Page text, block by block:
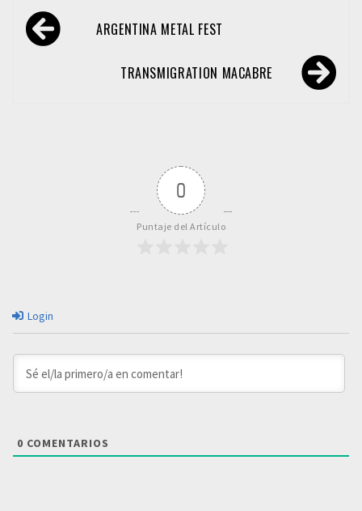
Navegación
de ARGENTINA METAL FEST
TRANSMIGRATION MACABRE
0
Puntaje del Artículo
Login
0 COMENTARIOS